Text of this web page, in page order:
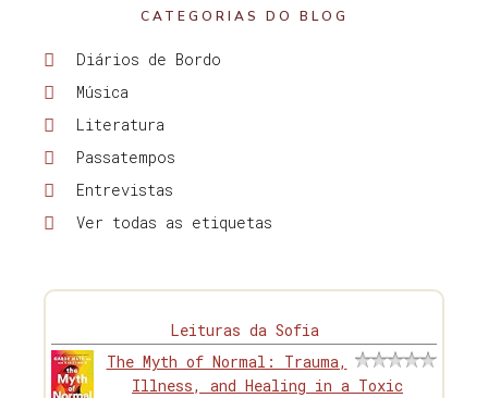
CATEGORIAS DO BLOG
Diários de Bordo
Música
Literatura
Passatempos
Entrevistas
Ver todas as etiquetas
Leituras da Sofia
The Myth of Normal: Trauma,
Illness, and Healing in a Toxic